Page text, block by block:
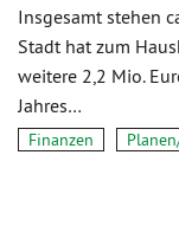
Insgesamt stehen
Stadt hat zum
weitere 2,2 Mio.
Jahres…
Finanzen